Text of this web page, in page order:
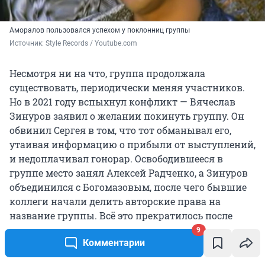
Комментарии
9
Аморалов пользовался успехом у поклонниц группы
Источник: Style Records / Youtube.com
Несмотря ни на что, группа продолжала
существовать, периодически меняя участников.
Но в 2021 году вспыхнул конфликт — Вячеслав
Зинуров заявил о желании покинуть группу. Он
обвинил Сергея в том, что тот обманывал его,
утаивая информацию о прибыли от выступлений,
и недоплачивал гонорар. Освободившееся в
группе место занял Алексей Радченко, а Зинуров
объединился с Богомазовым, после чего бывшие
коллеги начали делить авторские права на
название группы. Всё это прекратилось после
смерти Тома Хаосав марте 2022 года — он
покончил с собой.